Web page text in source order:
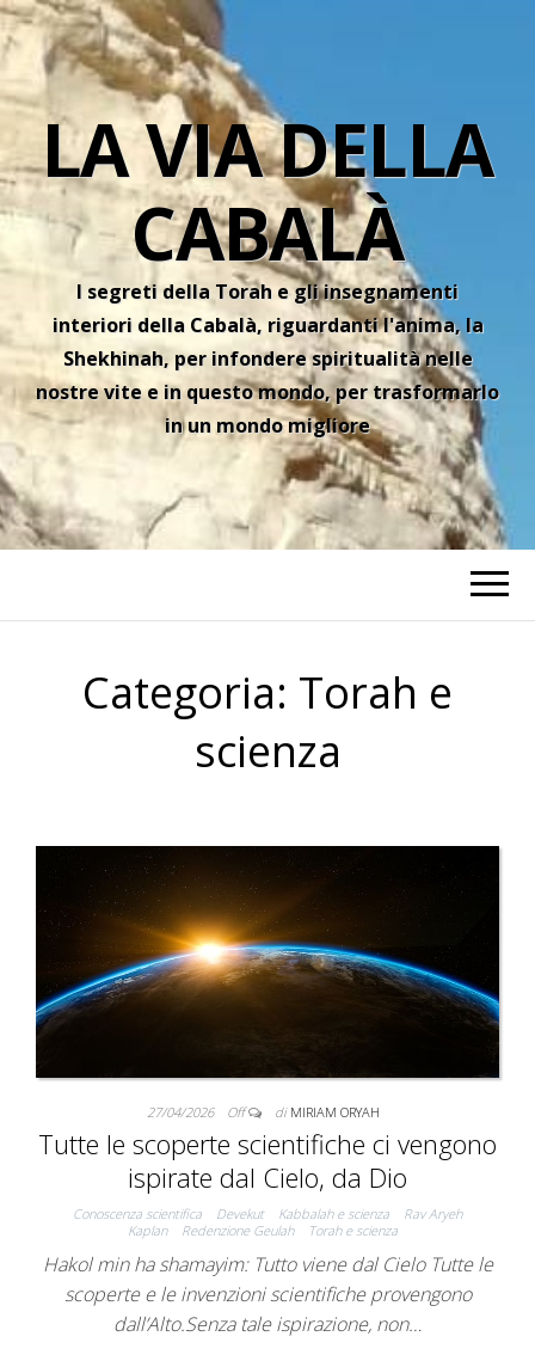
LA VIA DELLA
CABALÀ
I segreti della Torah e gli insegnamenti
interiori della Cabalà, riguardanti l'anima, la
Shekhinah, per infondere spiritualità nelle
nostre vite e in questo mondo, per trasformarlo
in un mondo migliore
Categoria: Torah e
scienza
27/04/2026 Off di MIRIAM ORYAH
Tutte le scoperte scientifiche ci vengono
ispirate dal Cielo, da Dio
Conoscenza scientifica Devekut Kabbalah e scienza
Rav Aryeh
Kaplan
Redenzione Geulah Torah e scienza
Hakol min ha shamayim: Tutto viene dal Cielo Tutte le
scoperte e le invenzioni scientifiche provengono
dall’Alto.Senza tale ispirazione, non…